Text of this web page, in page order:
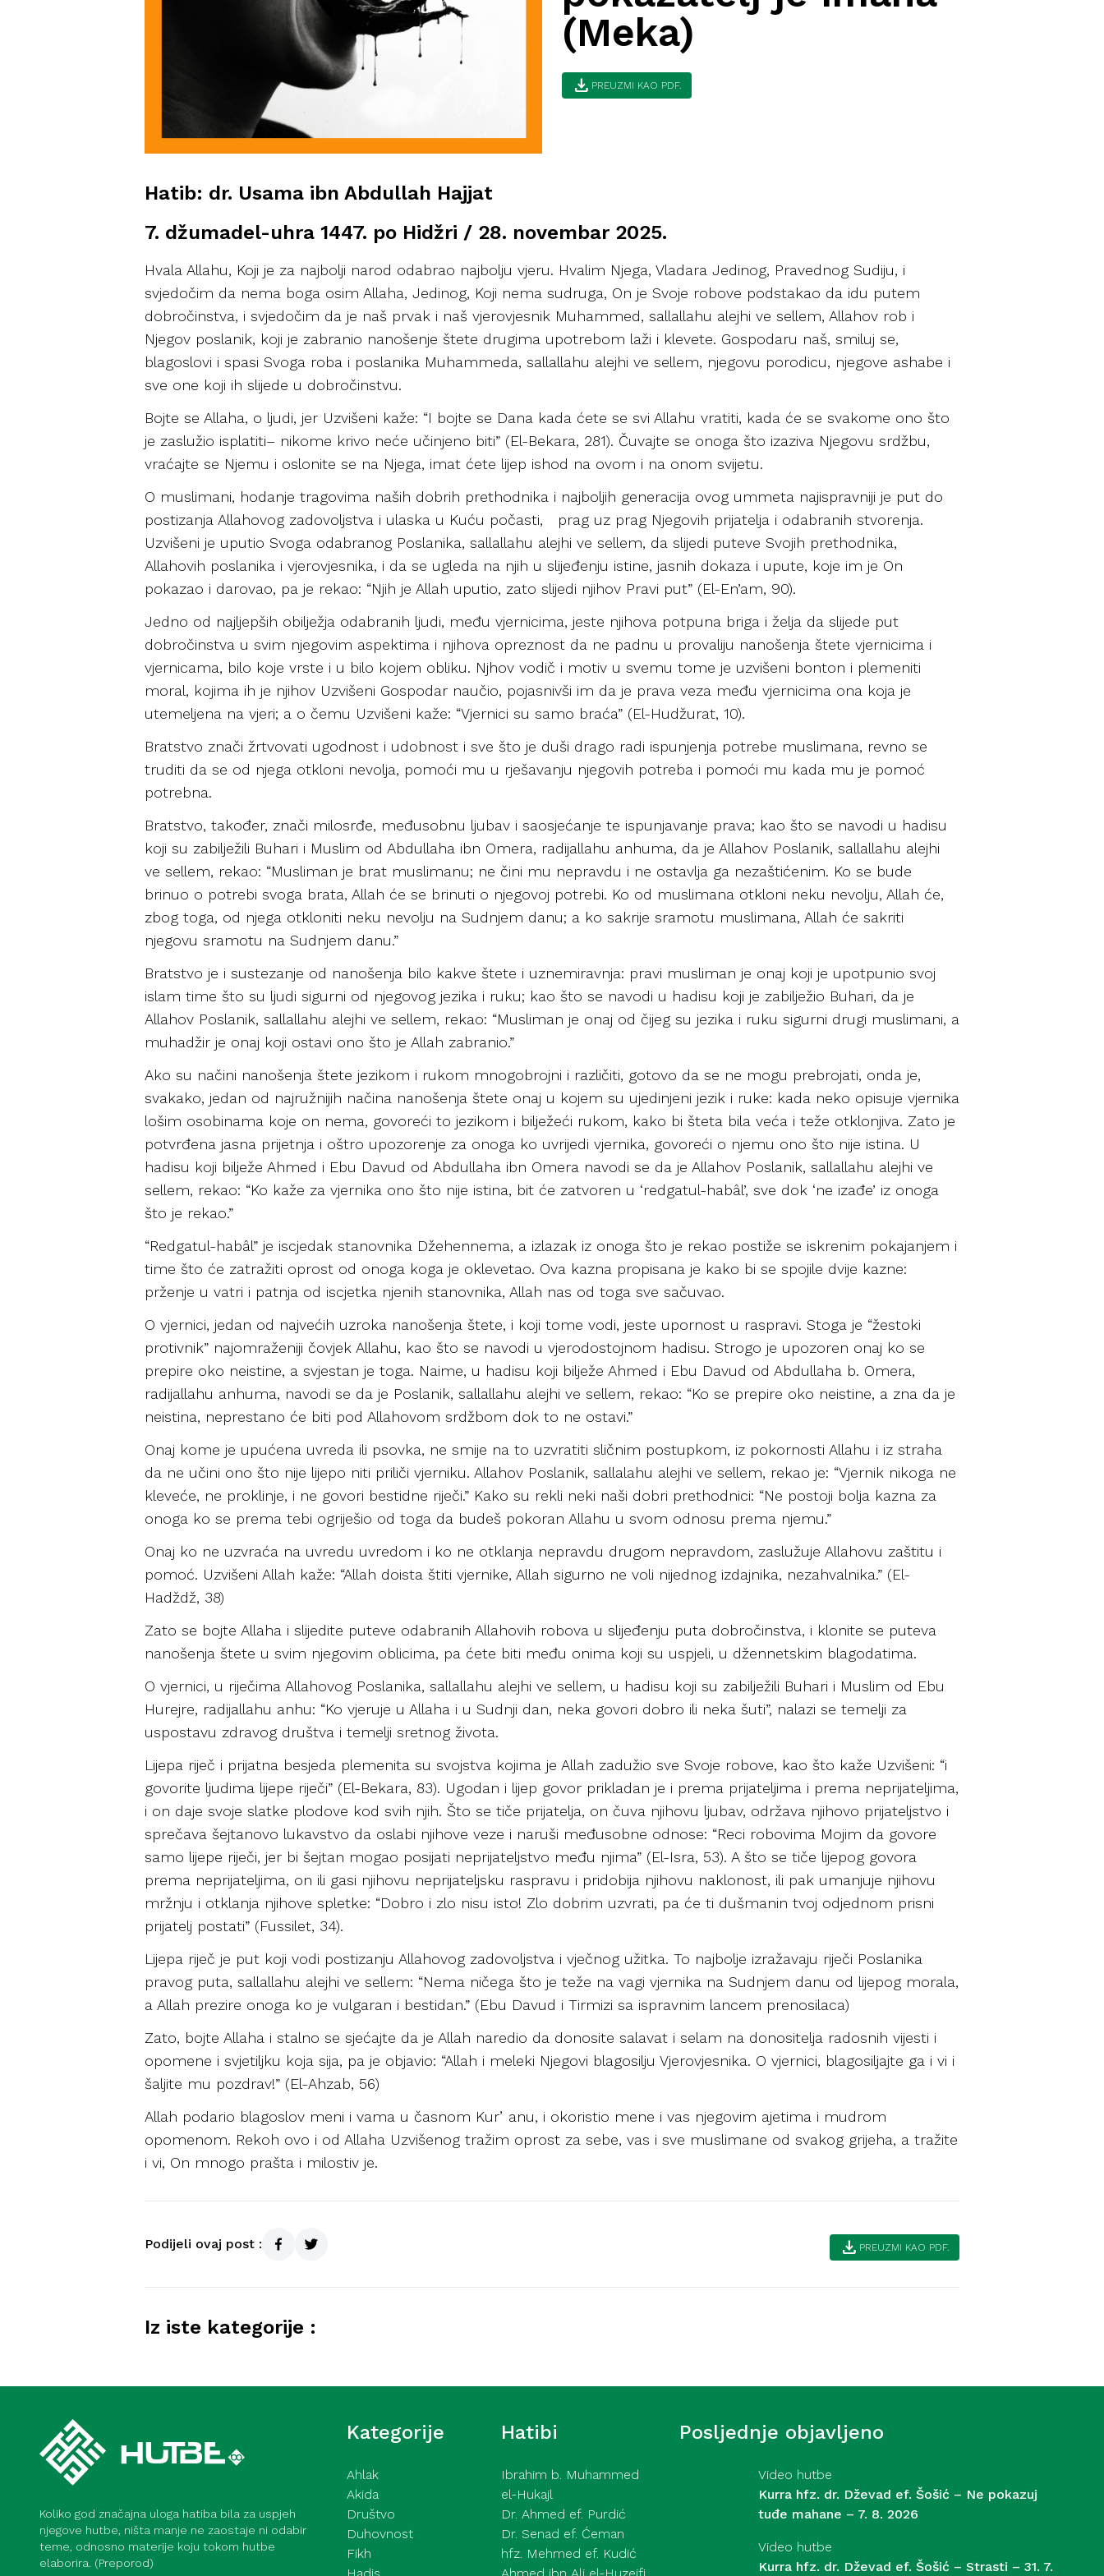
(Meka)
download PREUZMI KAO PDF.
Hatib: dr. Usama ibn Abdullah Hajjat
7. džumadel-uhra 1447. po Hidžri / 28. novembar 2025.
Hvala Allahu, Koji je za najbolji narod odabrao najbolju vjeru. Hvalim Njega, Vladara Jedinog, Pravednog Sudiju, i
svjedočim da nema boga osim Allaha, Jedinog, Koji nema sudruga, On je Svoje robove podstakao da idu putem
dobročinstva, i svjedočim da je naš prvak i naš vjerovjesnik Muhammed, sallallahu alejhi ve sellem, Allahov rob i
Njegov poslanik, koji je zabranio nanošenje štete drugima upotrebom laži i klevete. Gospodaru naš, smiluj se,
blagoslovi i spasi Svoga roba i poslanika Muhammeda, sallallahu alejhi ve sellem, njegovu porodicu, njegove ashabe i
sve one koji ih slijede u dobročinstvu.
Bojte se Allaha, o ljudi, jer Uzvišeni kaže: “I bojte se Dana kada ćete se svi Allahu vratiti, kada će se svakome ono što
je zaslužio isplatiti– nikome krivo neće učinjeno biti” (El-Bekara, 281). Čuvajte se onoga što izaziva Njegovu srdžbu,
vraćajte se Njemu i oslonite se na Njega, imat ćete lijep ishod na ovom i na onom svijetu.
O muslimani, hodanje tragovima naših dobrih prethodnika i najboljih generacija ovog ummeta najispravniji je put do
postizanja Allahovog zadovoljstva i ulaska u Kuću počasti, prag uz prag Njegovih prijatelja i odabranih stvorenja.
Uzvišeni je uputio Svoga odabranog Poslanika, sallallahu alejhi ve sellem, da slijedi puteve Svojih prethodnika,
Allahovih poslanika i vjerovjesnika, i da se ugleda na njih u slijeđenju istine, jasnih dokaza i upute, koje im je On
pokazao i darovao, pa je rekao: “Njih je Allah uputio, zato slijedi njihov Pravi put” (El-En’am, 90).
Jedno od najljepših obilježja odabranih ljudi, među vjernicima, jeste njihova potpuna briga i želja da slijede put
dobročinstva u svim njegovim aspektima i njihova opreznost da ne padnu u provaliju nanošenja štete vjernicima i
vjernicama, bilo koje vrste i u bilo kojem obliku. Njhov vodič i motiv u svemu tome je uzvišeni bonton i plemeniti
moral, kojima ih je njihov Uzvišeni Gospodar naučio, pojasnivši im da je prava veza među vjernicima ona koja je
utemeljena na vjeri; a o čemu Uzvišeni kaže: “Vjernici su samo braća” (El-Hudžurat, 10).
Bratstvo znači žrtvovati ugodnost i udobnost i sve što je duši drago radi ispunjenja potrebe muslimana, revno se
truditi da se od njega otkloni nevolja, pomoći mu u rješavanju njegovih potreba i pomoći mu kada mu je pomoć
potrebna.
Bratstvo, također, znači milosrđe, međusobnu ljubav i saosjećanje te ispunjavanje prava; kao što se navodi u hadisu
koji su zabilježili Buhari i Muslim od Abdullaha ibn Omera, radijallahu anhuma, da je Allahov Poslanik, sallallahu alejhi
ve sellem, rekao: “Musliman je brat muslimanu; ne čini mu nepravdu i ne ostavlja ga nezaštićenim. Ko se bude
brinuo o potrebi svoga brata, Allah će se brinuti o njegovoj potrebi. Ko od muslimana otkloni neku nevolju, Allah će,
zbog toga, od njega otkloniti neku nevolju na Sudnjem danu; a ko sakrije sramotu muslimana, Allah će sakriti
njegovu sramotu na Sudnjem danu.”
Bratstvo je i sustezanje od nanošenja bilo kakve štete i uznemiravnja: pravi musliman je onaj koji je upotpunio svoj
islam time što su ljudi sigurni od njegovog jezika i ruku; kao što se navodi u hadisu koji je zabilježio Buhari, da je
Allahov Poslanik, sallallahu alejhi ve sellem, rekao: “Musliman je onaj od čijeg su jezika i ruku sigurni drugi muslimani, a
muhadžir je onaj koji ostavi ono što je Allah zabranio.”
Ako su načini nanošenja štete jezikom i rukom mnogobrojni i različiti, gotovo da se ne mogu prebrojati, onda je,
svakako, jedan od najružnijih načina nanošenja štete onaj u kojem su ujedinjeni jezik i ruke: kada neko opisuje vjernika
lošim osobinama koje on nema, govoreći to jezikom i bilježeći rukom, kako bi šteta bila veća i teže otklonjiva. Zato je
potvrđena jasna prijetnja i oštro upozorenje za onoga ko uvrijedi vjernika, govoreći o njemu ono što nije istina. U
hadisu koji bilježe Ahmed i Ebu Davud od Abdullaha ibn Omera navodi se da je Allahov Poslanik, sallallahu alejhi ve
sellem, rekao: “Ko kaže za vjernika ono što nije istina, bit će zatvoren u ‘redgatul-habâl’, sve dok ‘ne izađe’ iz onoga
što je rekao.”
“Redgatul-habâl” je iscjedak stanovnika Džehennema, a izlazak iz onoga što je rekao postiže se iskrenim pokajanjem i
time što će zatražiti oprost od onoga koga je oklevetao. Ova kazna propisana je kako bi se spojile dvije kazne:
prženje u vatri i patnja od iscjetka njenih stanovnika, Allah nas od toga sve sačuvao.
O vjernici, jedan od najvećih uzroka nanošenja štete, i koji tome vodi, jeste upornost u raspravi. Stoga je “žestoki
protivnik” najomraženiji čovjek Allahu, kao što se navodi u vjerodostojnom hadisu. Strogo je upozoren onaj ko se
prepire oko neistine, a svjestan je toga. Naime, u hadisu koji bilježe Ahmed i Ebu Davud od Abdullaha b. Omera,
radijallahu anhuma, navodi se da je Poslanik, sallallahu alejhi ve sellem, rekao: “Ko se prepire oko neistine, a zna da je
neistina, neprestano će biti pod Allahovom srdžbom dok to ne ostavi.”
Onaj kome je upućena uvreda ili psovka, ne smije na to uzvratiti sličnim postupkom, iz pokornosti Allahu i iz straha
da ne učini ono što nije lijepo niti priliči vjerniku. Allahov Poslanik, sallalahu alejhi ve sellem, rekao je: “Vjernik nikoga ne
kleveće, ne proklinje, i ne govori bestidne riječi.” Kako su rekli neki naši dobri prethodnici: “Ne postoji bolja kazna za
onoga ko se prema tebi ogriješio od toga da budeš pokoran Allahu u svom odnosu prema njemu.”
Onaj ko ne uzvraća na uvredu uvredom i ko ne otklanja nepravdu drugom nepravdom, zaslužuje Allahovu zaštitu i
pomoć. Uzvišeni Allah kaže: “Allah doista štiti vjernike, Allah sigurno ne voli nijednog izdajnika, nezahvalnika.” (El-
Hadždž, 38)
Zato se bojte Allaha i slijedite puteve odabranih Allahovih robova u slijeđenju puta dobročinstva, i klonite se puteva
nanošenja štete u svim njegovim oblicima, pa ćete biti među onima koji su uspjeli, u džennetskim blagodatima.
O vjernici, u riječima Allahovog Poslanika, sallallahu alejhi ve sellem, u hadisu koji su zabilježili Buhari i Muslim od Ebu
Hurejre, radijallahu anhu: “Ko vjeruje u Allaha i u Sudnji dan, neka govori dobro ili neka šuti”, nalazi se temelji za
uspostavu zdravog društva i temelji sretnog života.
Lijepa riječ i prijatna besjeda plemenita su svojstva kojima je Allah zadužio sve Svoje robove, kao što kaže Uzvišeni: “i
govorite ljudima lijepe riječi” (El-Bekara, 83). Ugodan i lijep govor prikladan je i prema prijateljima i prema neprijateljima,
i on daje svoje slatke plodove kod svih njih. Što se tiče prijatelja, on čuva njihovu ljubav, održava njihovo prijateljstvo i
sprečava šejtanovo lukavstvo da oslabi njihove veze i naruši međusobne odnose: “Reci robovima Mojim da govore
samo lijepe riječi, jer bi šejtan mogao posijati neprijateljstvo među njima” (El-Isra, 53). A što se tiče lijepog govora
prema neprijateljima, on ili gasi njihovu neprijateljsku raspravu i pridobija njihovu naklonost, ili pak umanjuje njihovu
mržnju i otklanja njihove spletke: “Dobro i zlo nisu isto! Zlo dobrim uzvrati, pa će ti dušmanin tvoj odjednom prisni
prijatelj postati” (Fussilet, 34).
Lijepa riječ je put koji vodi postizanju Allahovog zadovoljstva i vječnog užitka. To najbolje izražavaju riječi Poslanika
pravog puta, sallallahu alejhi ve sellem: “Nema ničega što je teže na vagi vjernika na Sudnjem danu od lijepog morala,
a Allah prezire onoga ko je vulgaran i bestidan.” (Ebu Davud i Tirmizi sa ispravnim lancem prenosilaca)
Zato, bojte Allaha i stalno se sjećajte da je Allah naredio da donosite salavat i selam na donositelja radosnih vijesti i
opomene i svjetiljku koja sija, pa je objavio: “Allah i meleki Njegovi blagosilju Vjerovjesnika. O vjernici, blagosiljajte ga i vi i
šaljite mu pozdrav!” (El-Ahzab, 56)
Allah podario blagoslov meni i vama u časnom Kurʼanu, i okoristio mene i vas njegovim ajetima i mudrom
opomenom. Rekoh ovo i od Allaha Uzvišenog tražim oprost za sebe, vas i sve muslimane od svakog grijeha, a tražite
i vi, On mnogo prašta i milostiv je.
Podijeli ovaj post : download PREUZMI KAO PDF.
Iz iste kategorije :
Koliko god značajna uloga hatiba bila za uspjeh
njegove hutbe, ništa manje ne zaostaje ni odabir
teme, odnosno materije koju tokom hutbe
elaborira. (Preporod)
Kategorije
Ahlak
Akida
Društvo
Duhovnost
Fikh
Hatibi
Ibrahim b. Muhammed
el-Hukajl
Dr. Ahmed ef. Purdić
Dr. Senad ef. Ćeman
hfz. Mehmed ef. Kudić
Posljednje objavljeno
Video hutbe
Kurra hfz. dr. Dževad ef. Šošić – Ne pokazuj
tuđe mahane – 7. 8. 2026
Video hutbe
Kurra hfz. dr. Dževad ef. Šošić – Strasti – 31. 7.